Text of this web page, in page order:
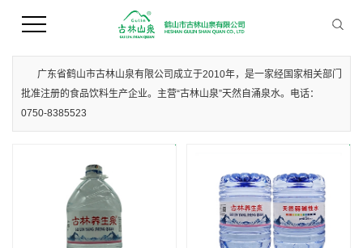
您当前的位置 ： 首 页>>产品中心>>鄂州桶装水
广东省鹤山市古林山泉有限公司成立于2010年，是一家经国家相关部门
批准注册的食品饮料生产企业。主营“古林山泉”天然自涌泉水。电话：
0750-8385523